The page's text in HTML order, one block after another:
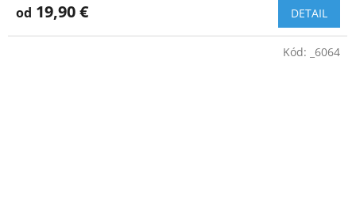
od 19,90 € DETAIL
Kód: _6064